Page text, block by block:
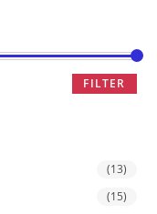
FILTER
(13)
(15)